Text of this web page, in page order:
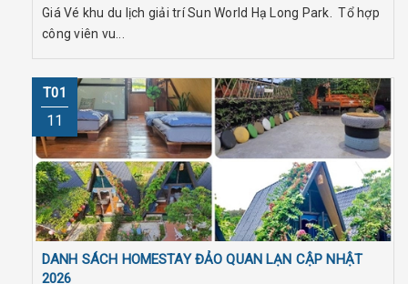
Giá Vé khu du lịch giải trí Sun World Hạ Long Park. Tổ hợp
công viên vu...
T01
11
DANH SÁCH HOMESTAY ĐẢO QUAN LẠN CẬP NHẬT
2026